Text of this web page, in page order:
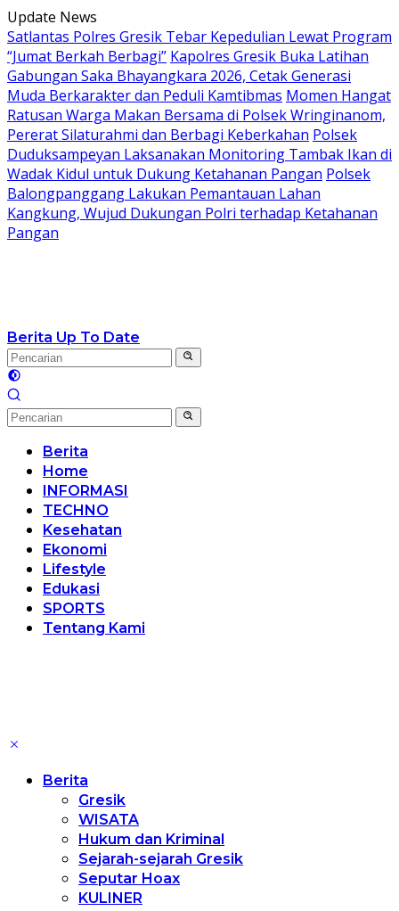
Langsung
ke
konten
Update News
Satlantas Polres Gresik Tebar Kepedulian Lewat Program
“Jumat Berkah Berbagi” Kapolres Gresik Buka Latihan
Gabungan Saka Bhayangkara 2026, Cetak Generasi
Muda Berkarakter dan Peduli Kamtibmas Momen Hangat
Ratusan Warga Makan Bersama di Polsek Wringinanom,
Pererat Silaturahmi dan Berbagi Keberkahan Polsek
Duduksampeyan Laksanakan Monitoring Tambak Ikan di
Wadak Kidul untuk Dukung Ketahanan Pangan Polsek
Balongpanggang Lakukan Pemantauan Lahan
Kangkung, Wujud Dukungan Polri terhadap Ketahanan
Pangan
Berita Up To Date
Berita
Home
INFORMASI
TECHNO
Kesehatan
Ekonomi
Lifestyle
Edukasi
SPORTS
Tentang Kami
Berita
Gresik
WISATA
Hukum dan Kriminal
Sejarah-sejarah Gresik
Seputar Hoax
KULINER